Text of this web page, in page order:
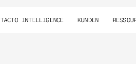
TACTO INTELLIGENCE KUNDEN